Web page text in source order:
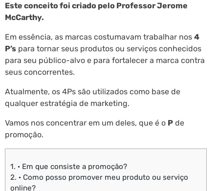
Este conceito foi criado pelo Professor Jerome
McCarthy.
Em essência, as marcas costumavam trabalhar nos 4
P’s para tornar seus produtos ou serviços conhecidos
para seu público-alvo e para fortalecer a marca contra
seus concorrentes.
Atualmente, os 4Ps são utilizados como base de
qualquer estratégia de marketing.
Vamos nos concentrar em um deles, que é o P de
promoção.
1. · Em que consiste a promoção?
2. · Como posso promover meu produto ou serviço
online?